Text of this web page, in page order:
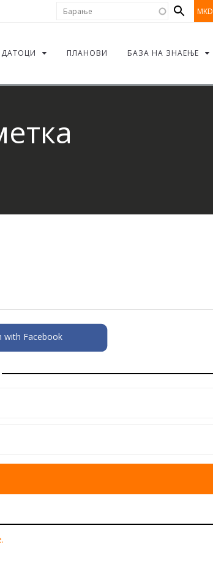
MKD
Search
form
ПЛАНОВИ БАЗА НА ЗНАЕЊЕ
with Facebook